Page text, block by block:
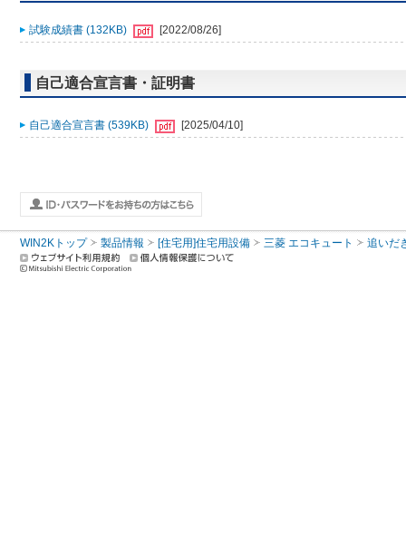
試験成績書 (132KB) [2022/08/26]
自己適合宣言書・証明書
自己適合宣言書 (539KB) [2025/04/10]
WIN2Kトップ 製品情報 [住宅用]住宅用設備 三菱 エコキュート 追いだ